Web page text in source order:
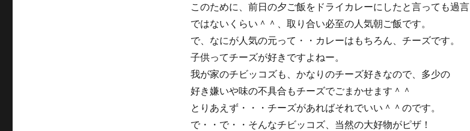
このために、前日の夕ご飯をドライカレーにしたと言っても過言
ではないくらい＾＾、取り合い必至の人気朝ご飯です。
で、なにが人気の元って・・カレーはもちろん、チーズです。
子供ってチーズが好きですよねー。
我が家のチビッコズも、かなりのチーズ好きなので、多少の
好き嫌いや味の不具合もチーズでごまかせます＾＾
とりあえず・・・チーズがあればそれでいい＾＾のです。
で・・で・・そんなチビッコズ、当然の大好物がピザ！